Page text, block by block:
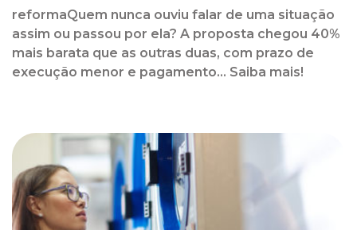
reformaQuem nunca ouviu falar de uma situação
assim ou passou por ela? A proposta chegou 40%
mais barata que as outras duas, com prazo de
execução menor e pagamento... Saiba mais!